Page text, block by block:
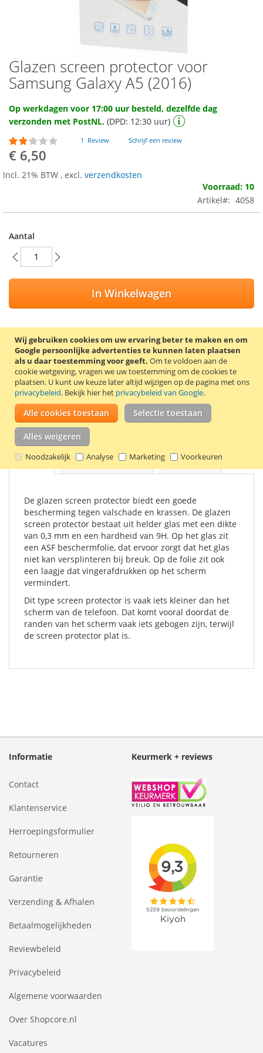
Wij gebruiken cookies om uw ervaring beter te maken en om
Google persoonlijke advertenties te kunnen laten plaatsen
als u daar toestemming voor geeft. Om te voldoen aan de
cookie wetgeving, vragen we uw toestemming om de cookies te
plaatsen. U kunt uw keuze later altijd wijzigen op de pagina met ons
privacybeleid. Bekijk hier het privacybeleid van Google.
Alle cookies toestaan Selectie toestaan
Alles weigeren
Noodzakelijk Analyse Marketing Voorkeuren
Ga
naar
het
van
de
afbeeldingen-
gallerij
Glazen screen protector voor
Samsung Galaxy A5 (2016)
Op werkdagen voor 17:00 uur besteld, dezelfde dag
verzonden met PostNL. (DPD: 12:30 uur)
Waardering:
40
% of100
1 Review Schrijf een review
€ 6,50
Incl. 21% BTW , excl. verzendkosten
Voorraad: 10
Artikel
4058
Aantal
In Winkelwagen
VOEG TOE AAN VERLANGLIJST
TOEVOEGEN OM TE VERGELIJKEN
Screen protector van gehard glas voor de Samsung Galaxy A5
(2016). De screen protector wordt geleverd met 2
schoonmaakdoekjes, waarmee het scherm eerst
schoongemaakt kan worden.
Details Productkenmerken Reviews 1
De glazen screen protector biedt een goede
bescherming tegen valschade en krassen. De glazen
screen protector bestaat uit helder glas met een dikte
van 0,3 mm en een hardheid van 9H. Op het glas zit
een ASF beschermfolie, dat ervoor zorgt dat het glas
niet kan versplinteren bij breuk. Op de folie zit ook
een laagje dat vingerafdrukken op het scherm
vermindert.
Dit type screen protector is vaak iets kleiner dan het
scherm van de telefoon. Dat komt vooral doordat de
randen van het scherm vaak iets gebogen zijn, terwijl
de screen protector plat is.
Informatie
Contact
Klantenservice
Herroepingsformulier
Retourneren
Garantie
Verzending & Afhalen
Betaalmogelijkheden
Reviewbeleid
Privacybeleid
Algemene voorwaarden
Over Shopcore.nl
Vacatures
Keurmerk + reviews